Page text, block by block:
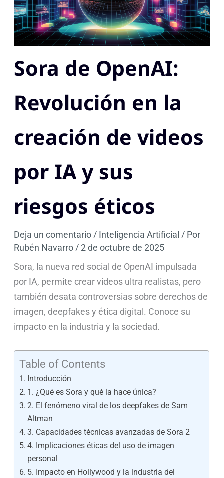
Sora de OpenAI:
Revolución en la
creación de videos
por IA y sus
riesgos éticos
Deja un comentario/ Inteligencia Artificial / Por
Rubén Navarro/ 2 de octubre de 2025
Sora, la nueva red social de OpenAI impulsada
por IA, permite crear videos ultra realistas, pero
también desata controversias sobre derechos de
imagen, deepfakes y ética digital. Conoce su
impacto en la industria y la sociedad.
Table of Contents
Introducción
1. ¿Qué es Sora y qué la hace única?
2. El fenómeno viral de los deepfakes de Sam
Altman
3. Capacidades técnicas avanzadas de Sora 2
4. Implicaciones éticas del uso de imagen
personal
5. Impacto en Hollywood y la industria del